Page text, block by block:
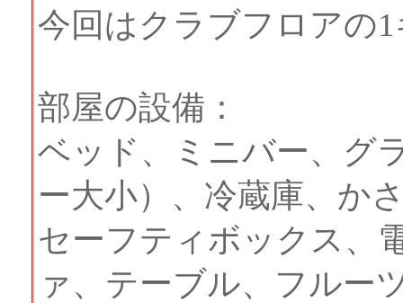
今回はクラブフロアの
部屋の設備：
ベッド、ミニバー、グ
ー大小）、冷蔵庫、か
セーフティボックス、
ァ、テーブル、フルー